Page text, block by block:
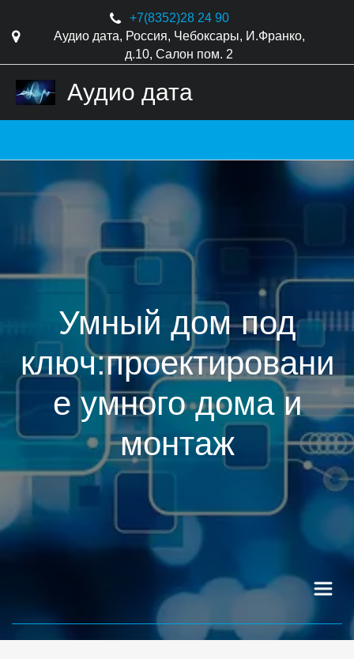
+7(8352)28 24 90
Аудио дата, Россия, Чебоксары, И.Франко,
д.10, Салон пом. 2
Аудио дата
Умный дом под
ключ:проектировани
е умного дома и
монтаж